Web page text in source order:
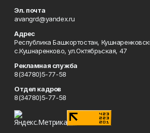
Эл. почта
avangrd@yandex.ru
Адрес
Республика Башкортостан,
с.Кушнаренково, ул.Октябрьская, 47
Рекламная служба
8(34780)5-77-58
Отдел кадров
8(34780)5-77-58